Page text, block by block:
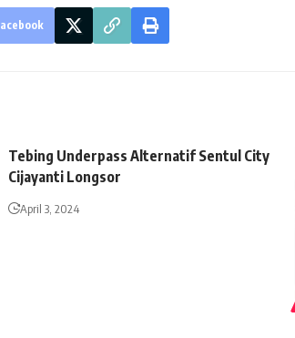
Tebing Underpass Alternatif Sentul City
Cijayanti Longsor
April 3, 2024